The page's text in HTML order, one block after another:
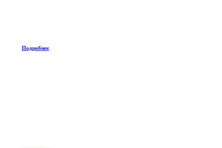
Подробнее